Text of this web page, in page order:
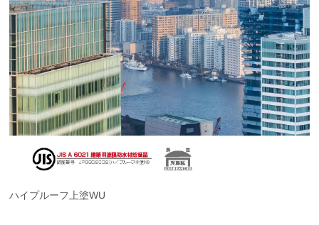
ハイプルーフ上塗WU